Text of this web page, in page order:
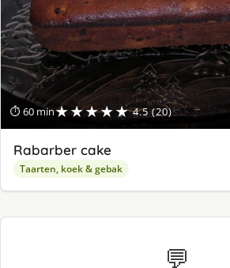
⏱ 60 min★★★★★ 4.5 (20)
Rabarber cake
Taarten, koek & gebak
💬